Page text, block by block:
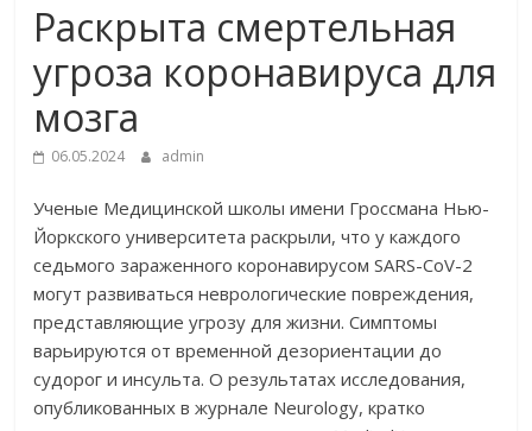
Раскрыта смертельная
угроза коронавируса для
мозга
06.05.2024 admin
Ученые Медицинской школы имени Гроссмана Нью-
Йоркского университета раскрыли, что у каждого
седьмого зараженного коронавирусом SARS-CoV-2
могут развиваться неврологические повреждения,
представляющие угрозу для жизни. Симптомы
варьируются от временной дезориентации до
судорог и инсульта. О результатах исследования,
опубликованных в журнале Neurology, кратко